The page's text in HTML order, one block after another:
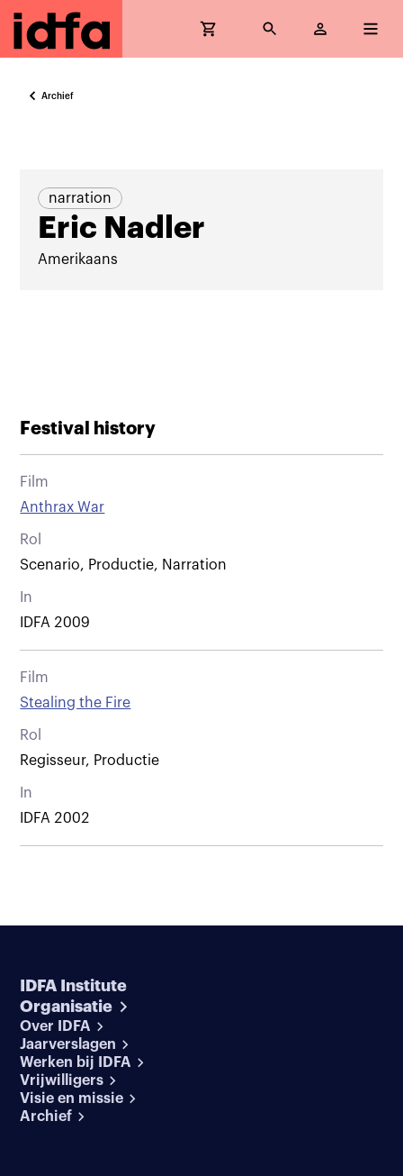
Archief
narration
Eric Nadler
Amerikaans
Festival history
Film
Anthrax War
Rol
Scenario, Productie, Narration
In
IDFA 2009
Film
Stealing the Fire
Rol
Regisseur, Productie
In
IDFA 2002
IDFA Institute
Organisatie
Over IDFA
Jaarverslagen
Werken bij IDFA
Vrijwilligers
Visie en missie
Archief